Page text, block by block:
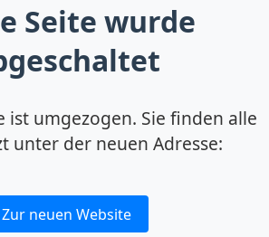
Seite wurde
ist umgezogen. Sie finden alle
unter der neuen Adresse:
Zur neuen Website